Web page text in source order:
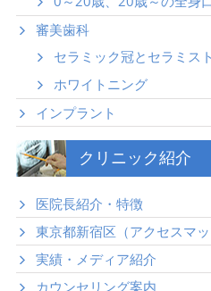
審美歯科
セラミック冠とセラミスト
ホワイトニング
インプラント
クリニック紹介
医院長紹介・特徴
東京都新宿区（アクセスマッ
実績・メディア紹介
カウンセリング案内